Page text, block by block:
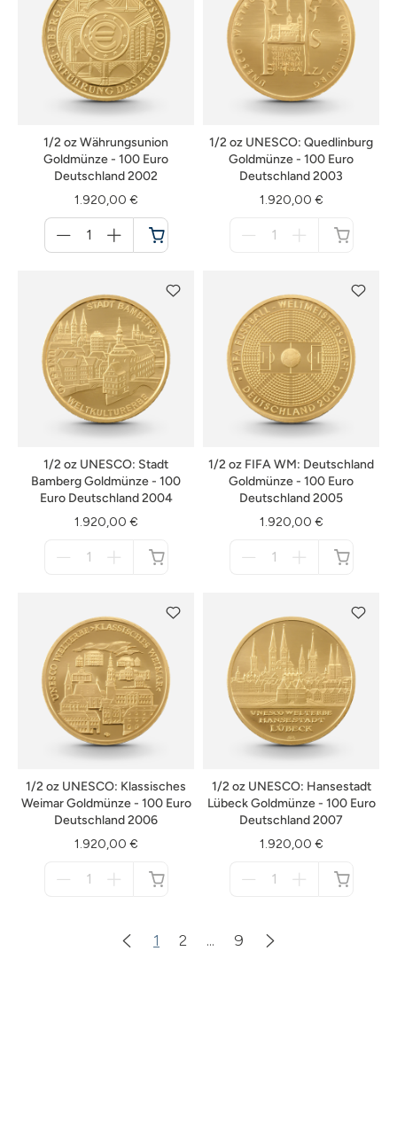
1/2 oz Währungsunion
Goldmünze - 100 Euro
Deutschland 2002
1.920,00 €
für
Warenkorb
1/2 oz UNESCO: Quedlinburg
Goldmünze - 100 Euro
Deutschland 2003
1.920,00 €
1/2 oz UNESCO: Stadt
Bamberg Goldmünze - 100
Euro Deutschland 2004
1.920,00 €
1/2 oz FIFA WM: Deutschland
Goldmünze - 100 Euro
Deutschland 2005
1.920,00 €
1/2 oz UNESCO: Klassisches
Weimar Goldmünze - 100 Euro
Deutschland 2006
1.920,00 €
1/2 oz UNESCO: Hansestadt
Lübeck Goldmünze - 100 Euro
Deutschland 2007
1.920,00 €
1 2 ... 9